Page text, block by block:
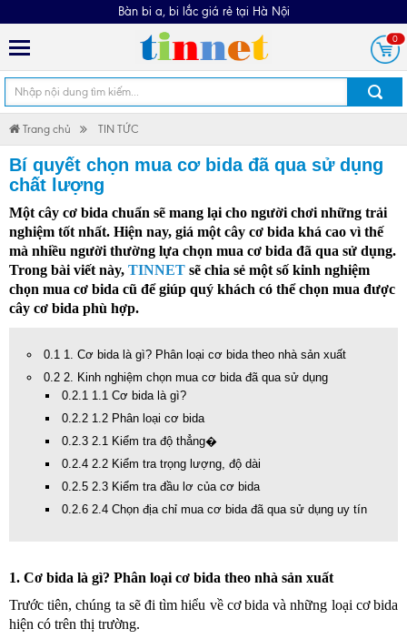
Bàn bi a, bi lắc giá rẻ tại Hà Nội
0
Trang chủ TIN TỨC
Bí quyết chọn mua cơ bida đã qua sử dụng
chất lượng
Một cây cơ bida chuẩn sẽ mang lại cho người chơi những trải
nghiệm tốt nhất. Hiện nay, giá một cây cơ bida khá cao vì thế
mà nhiều người thường lựa chọn mua cơ bida đã qua sử dụng.
Trong bài viết này, TINNET sẽ chia sẻ một số kinh nghiệm
chọn mua cơ bida cũ để giúp quý khách có thể chọn mua được
cây cơ bida phù hợp.
0.1 1. Cơ bida là gì? Phân loại cơ bida theo nhà sản xuất
0.2 2. Kinh nghiệm chọn mua cơ bida đã qua sử dụng
0.2.1 1.1 Cơ bida là gì?
0.2.2 1.2 Phân loại cơ bida
0.2.3 2.1 Kiểm tra độ thẳng�
0.2.4 2.2 Kiểm tra trọng lượng, độ dài
0.2.5 2.3 Kiểm tra đầu lơ của cơ bida
0.2.6 2.4 Chọn địa chỉ mua cơ bida đã qua sử dụng uy tín
1. Cơ bida là gì? Phân loại cơ bida theo nhà sản xuất
Trước tiên, chúng ta sẽ đi tìm hiểu về cơ bida và những loại cơ bida
hiện có trên thị trường.